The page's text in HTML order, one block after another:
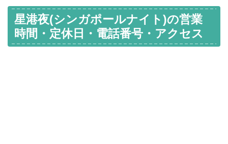
星港夜(シンガポールナイト)の営業
時間・定休日・電話番号・アクセス